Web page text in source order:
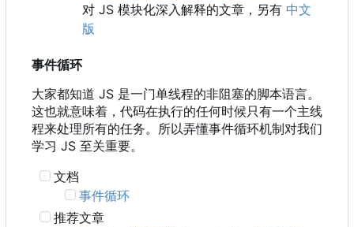
对 JS 模块化深入解释的文章，另有 中文
版
事件循环
大家都知道 JS 是一门单线程的非阻塞的脚本语言。
这也就意味着，代码在执行的任何时候只有一个主线
程来处理所有的任务。所以弄懂事件循环机制对我们
学习 JS 至关重要。
文档
事件循环
推荐文章